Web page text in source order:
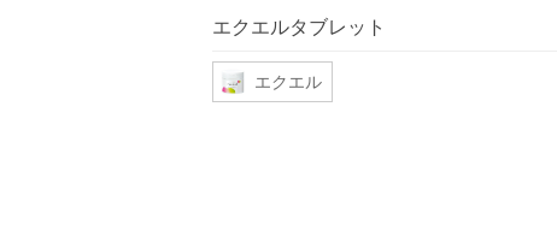
エクエルタブレット
エクエル